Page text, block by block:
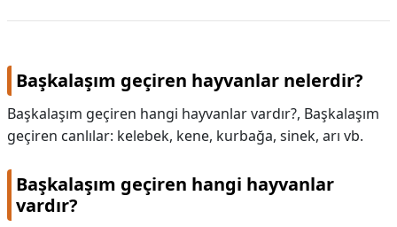
Başkalaşım geçiren hayvanlar nelerdir?
Başkalaşım geçiren hangi hayvanlar vardır?, Başkalaşım
geçiren canlılar: kelebek, kene, kurbağa, sinek, arı vb.
Başkalaşım geçiren hangi hayvanlar
vardır?